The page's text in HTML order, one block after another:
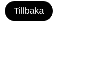
Tillbaka